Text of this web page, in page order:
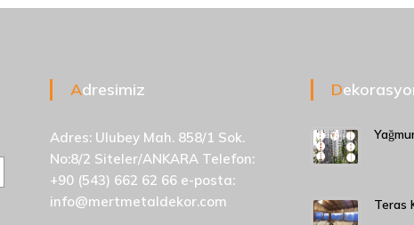
Adresimiz
Adres: Ulubey Mah. 858/1 Sok.
No:8/2 Siteler/ANKARA Telefon:
+90 (543) 662 62 66 e-posta:
info@mertmetaldekor.com
Teras